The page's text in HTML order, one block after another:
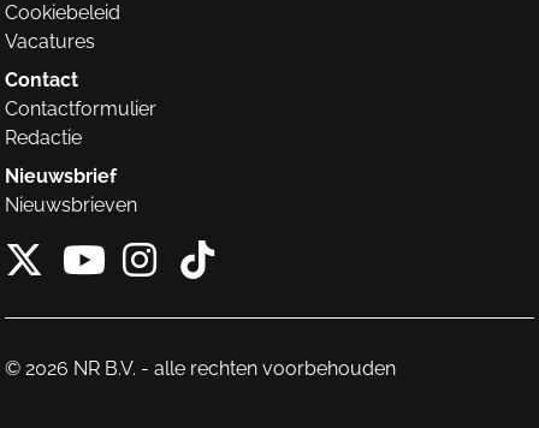
Cookiebeleid
Vacatures
Contact
Contactformulier
Redactie
Nieuwsbrief
Nieuwsbrieven
X van NieuwRechts
Instagram van
Tiktok van
© 2026 NR B.V. - alle rechten voorbehouden